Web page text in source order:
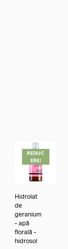
REDUC
ERE!
Hidrolat
de
geranium
– apă
florală –
hidrosol